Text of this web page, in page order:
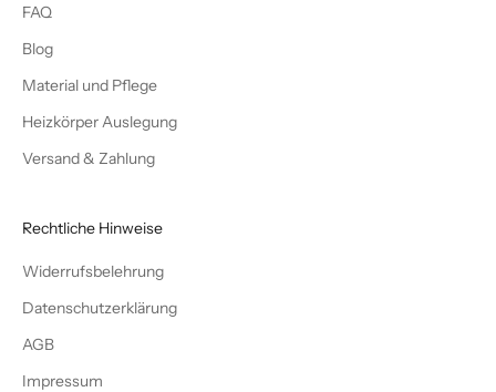
FAQ
Blog
Material und Pflege
Heizkörper Auslegung
Versand & Zahlung
Rechtliche Hinweise
Widerrufsbelehrung
Datenschutzerklärung
AGB
Impressum